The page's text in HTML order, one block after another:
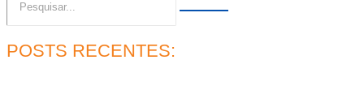
POSTS RECENTES: